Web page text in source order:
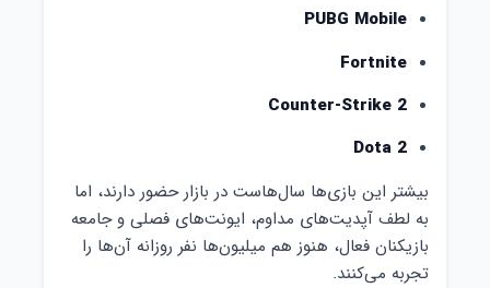
PUBG Mobile
Fortnite
Counter-Strike 2
Dota 2
بیشتر این بازی‌ها سال‌هاست در بازار حضور دارند، اما
به لطف آپدیت‌های مداوم، ایونت‌های فصلی و جامعه
بازیکنان فعال، هنوز هم میلیون‌ها نفر روزانه آن‌ها را
تجربه می‌کنند.